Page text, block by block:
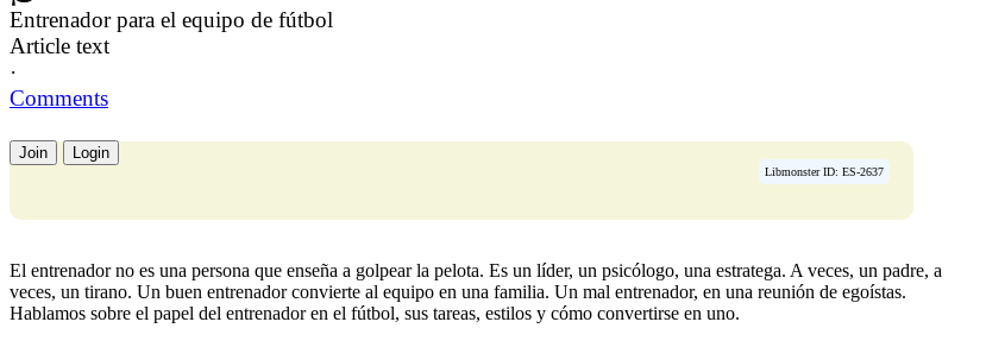
Entrenador para el equipo de fútbol
Article text
·
Comments
Join Login
Libmonster ID: ES-2637
El entrenador no es una persona que enseña a golpear la pelota. Es un líder, un psicólogo, una estratega. A veces, un padre, a
veces, un tirano. Un buen entrenador convierte al equipo en una familia. Un mal entrenador, en una reunión de egoístas.
Hablamos sobre el papel del entrenador en el fútbol, sus tareas, estilos y cómo convertirse en uno.